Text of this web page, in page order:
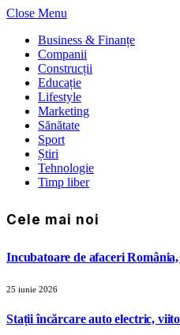
Close Menu
Business & Finanțe
Companii
Construcții
Educație
Lifestyle
Marketing
Sănătate
Sport
Știri
Tehnologie
Timp liber
Cele mai noi
Incubatoare de afaceri
25 iunie 2026
Stații încărcare auto electric,